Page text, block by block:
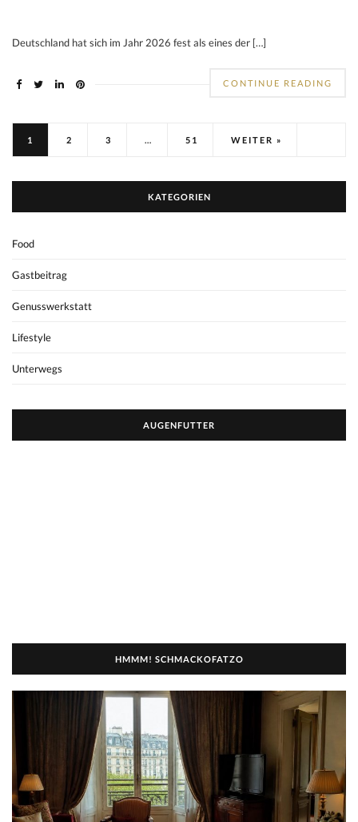
Deutschland hat sich im Jahr 2026 fest als eines der […]
CONTINUE READING
1 2 3 … 51 WEITER »
KATEGORIEN
Food
Gastbeitrag
Genusswerkstatt
Lifestyle
Unterwegs
AUGENFUTTER
HMMM! SCHMACKOFATZO